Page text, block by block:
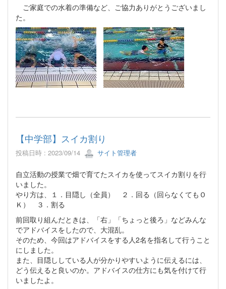
ご家庭での水着の準備など、ご協力ありがとうございまし
た。
【中学部】スイカ割り
投稿日時 : 2023/09/14 サイト管理者
自立活動の授業で畑で育てたスイカを使ってスイカ割りを行
いました。
やり方は、１．目隠し（全員） ２．回る（回らなくてもＯ
Ｋ） ３．割る
前回取り組んだときは、「右」「ちょっと後ろ」などみんな
でアドバイスをしたので、大混乱。
そのため、今回はアドバイスをする人2名を指名して行うこと
にしました。
また、目隠ししている人が分かりやすいように伝えるには、
どう伝えると良いのか。アドバイスの仕方にも気を付けて行
いましたよ。